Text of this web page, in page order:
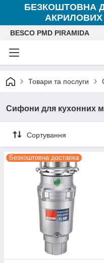
БЕЗКОШТОВНА
АКРИЛОВИХ
BESCO PMD PIRAMIDA
Товари та послуги
Сифони для кухонних
Сортування
Безкоштовна доставка